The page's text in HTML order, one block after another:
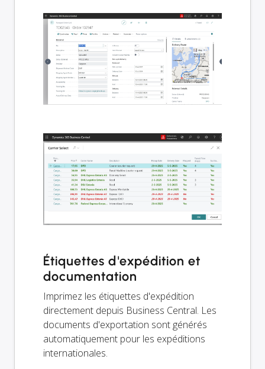
Étiquettes d'expédition et
documentation
Imprimez les étiquettes d'expédition
directement depuis Business Central. Les
documents d'exportation sont générés
automatiquement pour les expéditions
internationales.